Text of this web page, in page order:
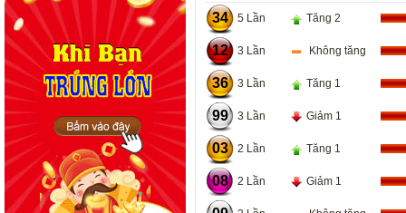
34
5 Lần Tăng 2
12 3 Lần Không tăng
36 3 Lần Tăng 1
99 3 Lần Giảm 1
03 2 Lần Tăng 1
08 2 Lần Giảm 1